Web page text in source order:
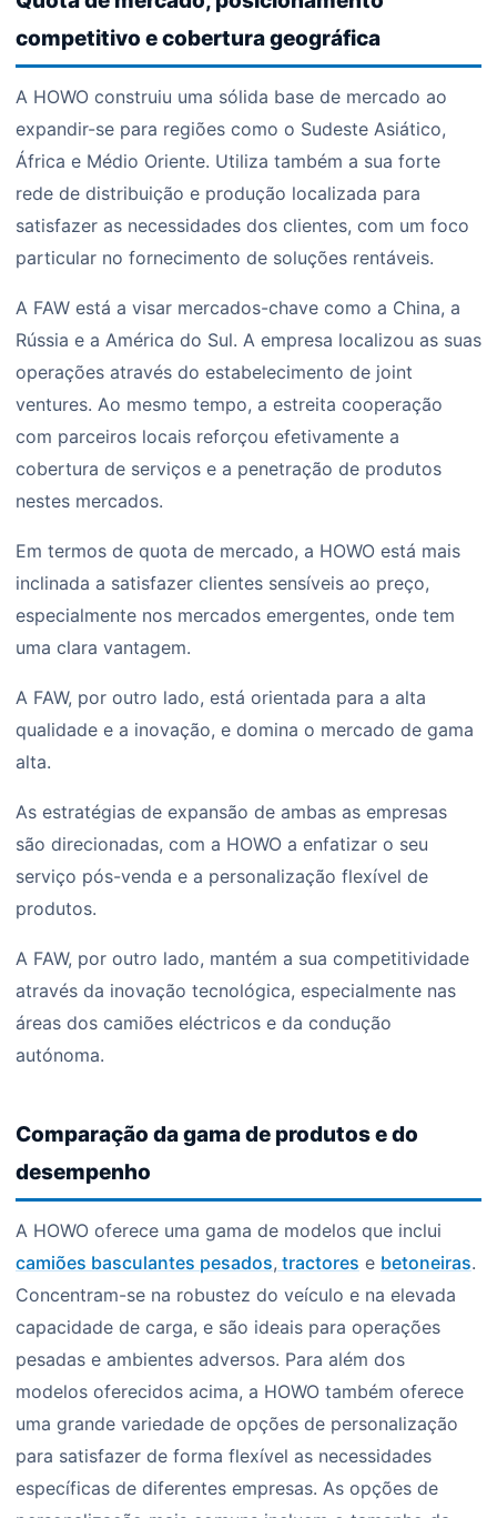
competitivo e cobertura geográfica
A HOWO construiu uma sólida base de mercado ao
expandir-se para regiões como o Sudeste Asiático,
África e Médio Oriente. Utiliza também a sua forte
rede de distribuição e produção localizada para
satisfazer as necessidades dos clientes, com um foco
particular no fornecimento de soluções rentáveis.
A FAW está a visar mercados-chave como a China, a
Rússia e a América do Sul. A empresa localizou as suas
operações através do estabelecimento de joint
ventures. Ao mesmo tempo, a estreita cooperação
com parceiros locais reforçou efetivamente a
cobertura de serviços e a penetração de produtos
nestes mercados.
Em termos de quota de mercado, a HOWO está mais
inclinada a satisfazer clientes sensíveis ao preço,
especialmente nos mercados emergentes, onde tem
uma clara vantagem.
A FAW, por outro lado, está orientada para a alta
qualidade e a inovação, e domina o mercado de gama
alta.
As estratégias de expansão de ambas as empresas
são direcionadas, com a HOWO a enfatizar o seu
serviço pós-venda e a personalização flexível de
produtos.
A FAW, por outro lado, mantém a sua competitividade
através da inovação tecnológica, especialmente nas
áreas dos camiões eléctricos e da condução
autónoma.
Comparação da gama de produtos e do
desempenho
A HOWO oferece uma gama de modelos que inclui
camiões basculantes pesados, tractores e betoneiras.
Concentram-se na robustez do veículo e na elevada
capacidade de carga, e são ideais para operações
pesadas e ambientes adversos. Para além dos
modelos oferecidos acima, a HOWO também oferece
uma grande variedade de opções de personalização
para satisfazer de forma flexível as necessidades
específicas de diferentes empresas. As opções de